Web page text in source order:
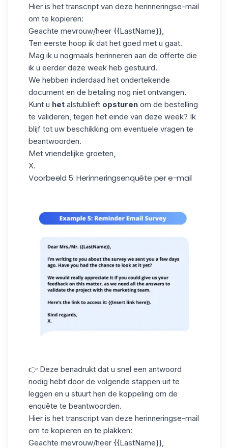
Hier is het transcript van deze herinneringse-mail
om te kopiëren:
Geachte mevrouw/heer {{LastName}},
Ten eerste hoop ik dat het goed met u gaat.
Mag ik u nogmaals herinneren aan de offerte die
ik u eerder deze week heb gestuurd.
We hebben inderdaad het ondertekende
document en de betaling nog niet ontvangen.
Kunt u het alstublieft opsturen om de bestelling
te valideren, tegen het einde van deze week? Ik
blijf tot uw beschikking om eventuele vragen te
beantwoorden.
Met vriendelijke groeten,
X.
Voorbeeld 5: Herinneringsenquête per e-mail
👉 Deze benadrukt dat u snel een antwoord
nodig hebt door de volgende stappen uit te
leggen en u stuurt hen de koppeling om de
enquête te beantwoorden.
Hier is het transcript van deze herinneringse-mail
om te kopiëren en te plakken:
Geachte mevrouw/heer {{LastName}},